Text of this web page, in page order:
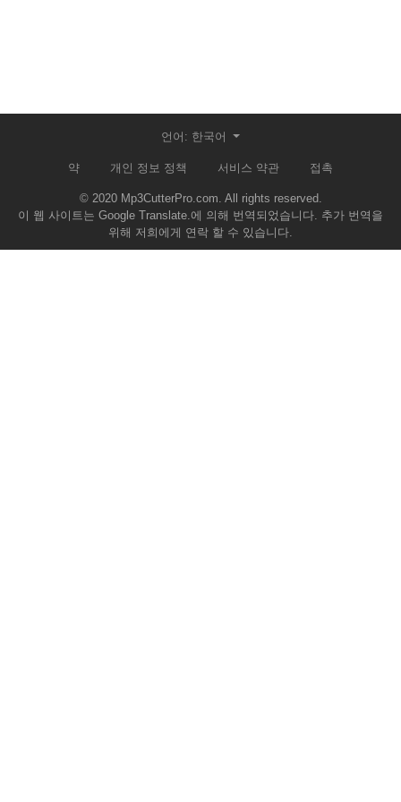
언어: 한국어
약 개인 정보 정책 서비스 약관 접촉
© 2020 Mp3CutterPro.com. All rights reserved.
이 웹 사이트는 Google Translate.에 의해 번역되었습니다. 추가 번역을
위해 저희에게 연락 할 수 있습니다.